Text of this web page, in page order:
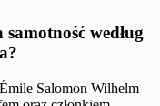
według
Salomon Wilhelm